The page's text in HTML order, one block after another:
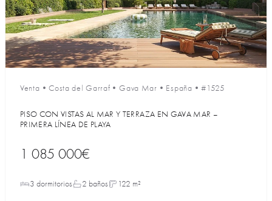
Venta •Costa del Garraf •Gava Mar • España •#1525
PISO CON VISTAS AL MAR Y TERRAZA EN GAVA MAR –
PRIMERA LÍNEA DE PLAYA
1 085 000€
3 dormitorios 2 baños 122 m²